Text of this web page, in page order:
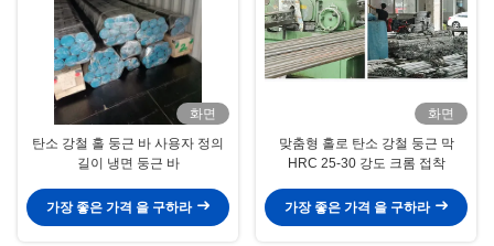
화면
탄소 강철 홀 둥근 바 사용자 정의
길이 냉면 둥근 바
가장 좋은 가격 을 구하라
화면
맞춤형 홀로 탄소 강철 둥근 막
HRC 25-30 강도 크롬 접착
가장 좋은 가격 을 구하라